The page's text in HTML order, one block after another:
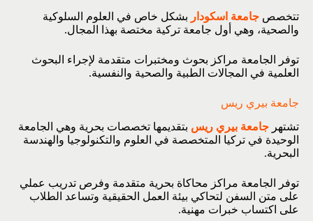
تتخصص جامعة اسكودار بشكل خاص في العلوم السلوكية
والصحية، وهي أول جامعة تركية مختصة بهذا المجال.
توفر الجامعة مراكز بحوث ومختبرات متقدمة لإجراء البحوث
العلمية في المجالات الطبية والصحية والنفسية.
جامعة بيري ريس
تشتهر جامعة بيري ريس بتقديمها تخصصات بحرية وهي الجامعة
الوحيدة في تركيا المتخصصة في العلوم والتكنولوجيا والهندسة
البحرية.
توفر الجامعة مراكز محاكاة بحرية متقدمة وفرص تدريب عملي
على متن السفن لتحاكي بيئة العمل الحقيقية وتساعد الطلاب
على اكتساب خبرات مهنية.